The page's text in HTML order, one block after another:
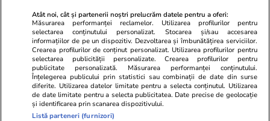
ZiaruldeIasi.ro
Proiectul imobiliar pregătit lângă
Lidl Moara de Foc este scos la
vânzare. Dezvoltatorul este
Fanatik.ro
Giovanni
lui Andrei
Atât noi, cât și partenerii noștri prelucrăm datele pentru a oferi:
Măsurarea performanței reclamelor. Utilizarea profilurilor pentru
selectarea conținutului personalizat. Stocarea și/sau accesarea
informațiilor de pe un dispozitiv. Dezvoltarea și îmbunătățirea serviciilor.
Crearea profilurilor de conținut personalizat. Utilizarea profilurilor pentru
selectarea publicității personalizate. Crearea profilurilor pentru
publicitate personalizată. Măsurarea performanței conținutului.
Înțelegerea publicului prin statistici sau combinații de date din surse
diferite. Utilizarea datelor limitate pentru a selecta conținutul. Utilizarea
de date limitate pentru a selecta publicitatea. Date precise de geolocație
și identificarea prin scanarea dispozitivului.
Listă parteneri (furnizori)